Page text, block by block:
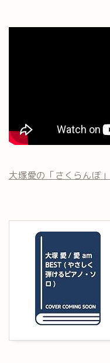
大塚愛の「さくらんぼ」